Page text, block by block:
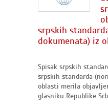
srpskih
dokumenata) iz
Spisak srpskih
srpskih standarda
oblasti merila
glasniku Republike